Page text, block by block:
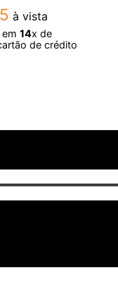
à vista
em 14x de
de crédito